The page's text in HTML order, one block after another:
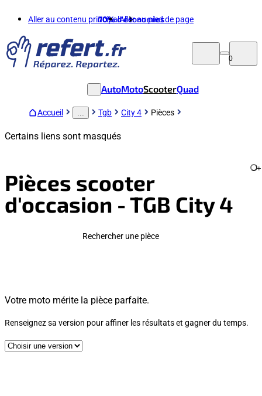
Aller au contenu principalAller au pied de page
70%d'économies
0
AutoMotoScooterQuad
Accueil Tgb City 4 Pièces
Certains liens sont masqués
Pièces scooter
d'occasion - TGB City 4
+
Rechercher une pièce
Votre moto mérite la pièce parfaite.
Renseignez sa version pour affiner les résultats et gagner du temps.